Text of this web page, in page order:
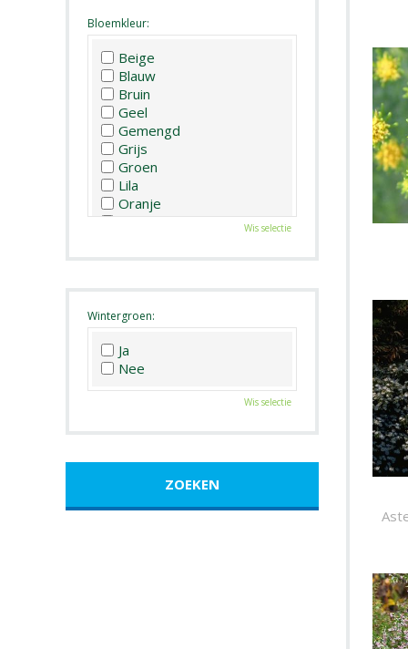
Bloemkleur:
Beige
Blauw
Bruin
Geel
Gemengd
Grijs
Groen
Lila
Oranje
Paars
Wis selectie
Wintergroen:
Ja
Nee
Wis selectie